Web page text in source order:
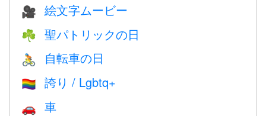
🎥 絵文字ムービー
☘️ 聖パトリックの日
🚴 自転車の日
🏳️‍🌈 誇り / Lgbtq+
🚗 車